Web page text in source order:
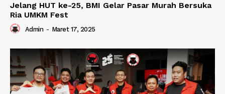
Jelang HUT ke-25, BMI Gelar Pasar Murah Bersuka
Ria UMKM Fest
Admin - Maret 17, 2025